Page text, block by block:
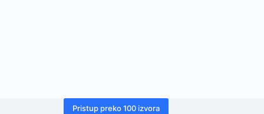
Pristup preko 100 izvora